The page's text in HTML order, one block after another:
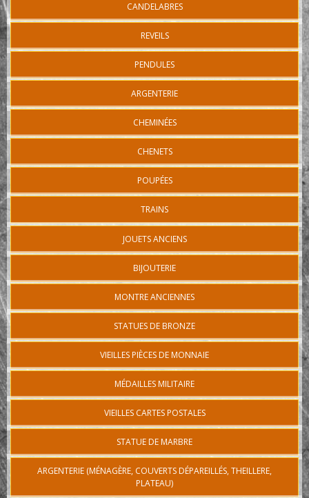
CANDELABRES
REVEILS
PENDULES
ARGENTERIE
CHEMINÉES
CHENETS
POUPÉES
TRAINS
JOUETS ANCIENS
BIJOUTERIE
MONTRE ANCIENNES
STATUES DE BRONZE
VIEILLES PIÈCES DE MONNAIE
MÉDAILLES MILITAIRE
VIEILLES CARTES POSTALES
STATUE DE MARBRE
ARGENTERIE (MÉNAGÈRE, COUVERTS DÉPAREILLÉS, THEILLERE,
PLATEAU)